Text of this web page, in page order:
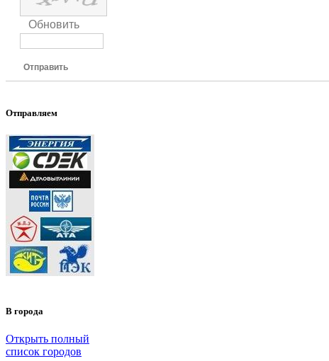
Обновить
Отправить
Отправляем
В города
Открыть полный
список городов